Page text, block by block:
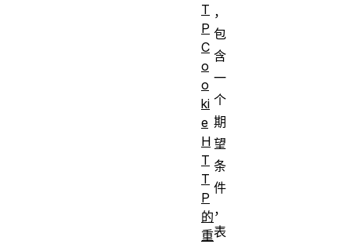
，
包
含
一
个
期
望
条
件
，
表
T
P
C
o
o
ki
e
H
T
T
P
的
重